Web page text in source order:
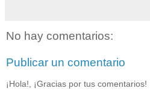
No hay comentarios:
Publicar un comentario
¡Hola!, ¡Gracias por tus comentarios!